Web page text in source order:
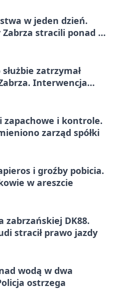
w jeden dzień.
Zabrza stracili ponad 6
zatrzymał
Interwencja
zapachowe i kontrole.
zarząd spółki
i groźby pobicia.
w areszcie
zabrzańskiej DK88.
stracił prawo jazdy
wodą w dwa
ostrzega